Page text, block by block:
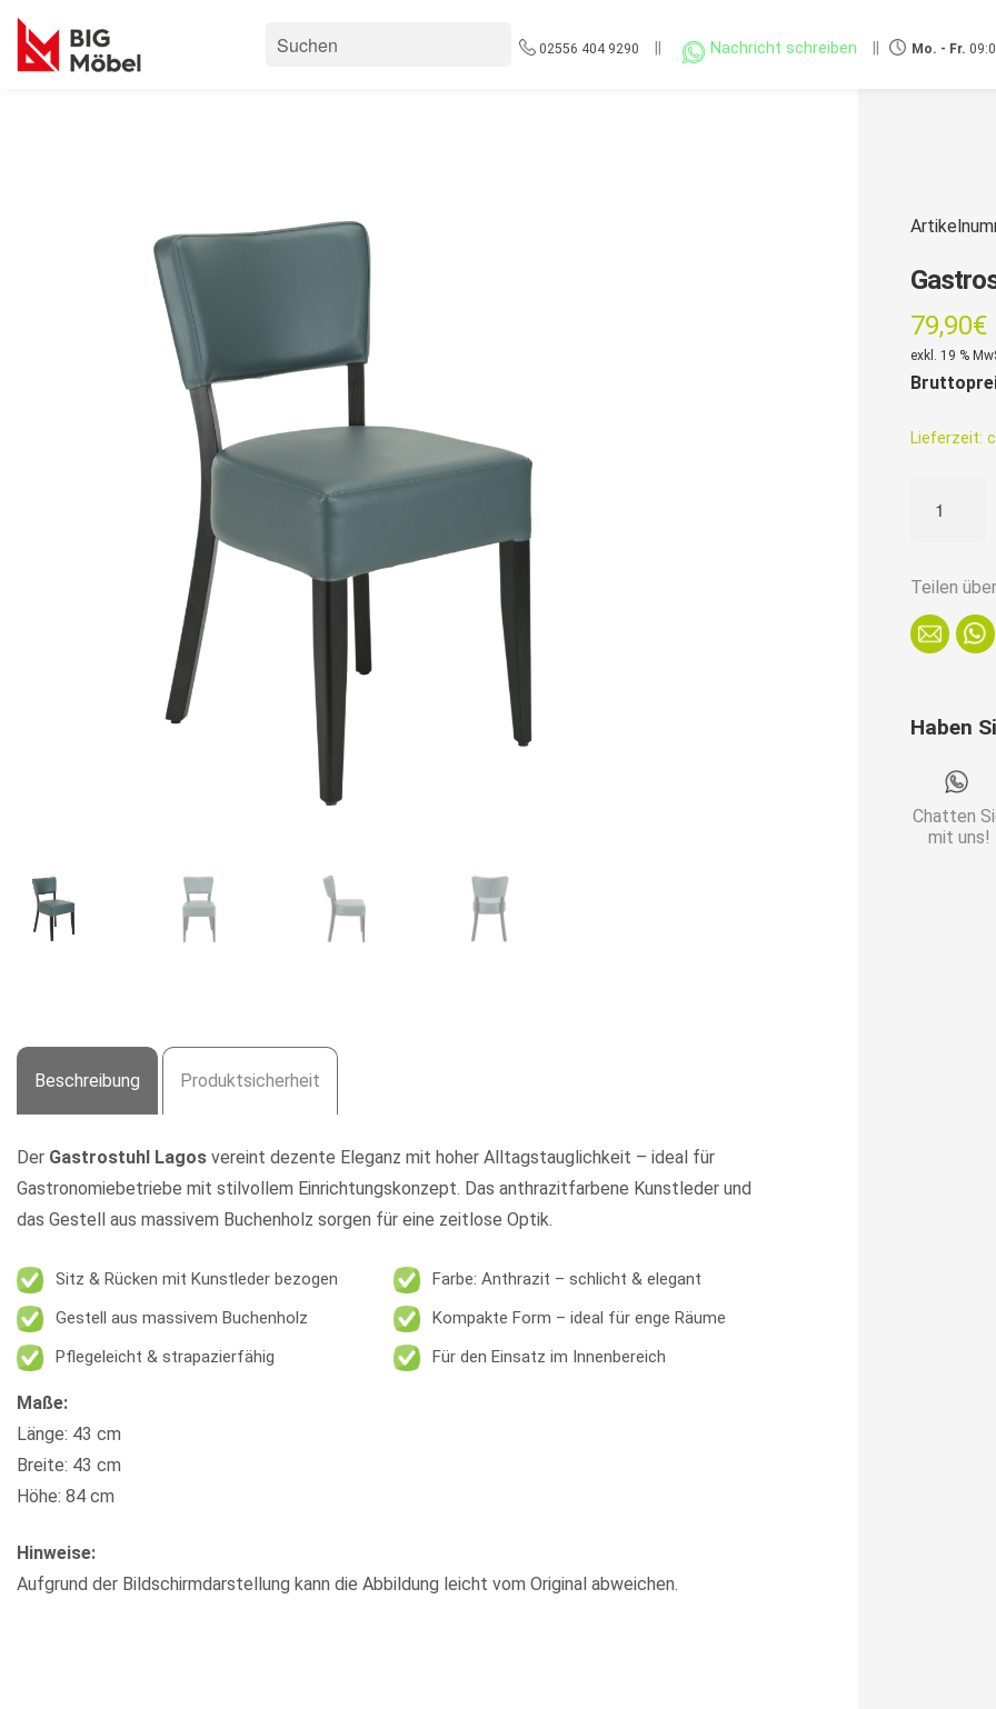
02556 404 9290 Nachricht schreiben Mo. - Fr.
Beschreibung Produktsicherheit
Der Gastrostuhl Lagos vereint dezente Eleganz mit hoher Alltagstauglichkeit – ideal für
Gastronomiebetriebe mit stilvollem Einrichtungskonzept. Das anthrazitfarbene Kunstleder und
das Gestell aus massivem Buchenholz sorgen für eine zeitlose Optik.
Sitz & Rücken mit Kunstleder bezogen
Farbe: Anthrazit – schlicht & elegant
Gestell aus massivem Buchenholz
Kompakte Form – ideal für enge Räume
Pflegeleicht & strapazierfähig
Für den Einsatz im Innenbereich
Maße:
Länge: 43 cm
Breite: 43 cm
Höhe: 84 cm
Hinweise:
Aufgrund der Bildschirmdarstellung kann die Abbildung leicht vom Original abweichen.
79,90€
exkl. 19 %
Lieferzeit:
Lagos
Kunstleder
Dolaro
Anthrazit
Teilen über
Haben
Chatten
mit uns!